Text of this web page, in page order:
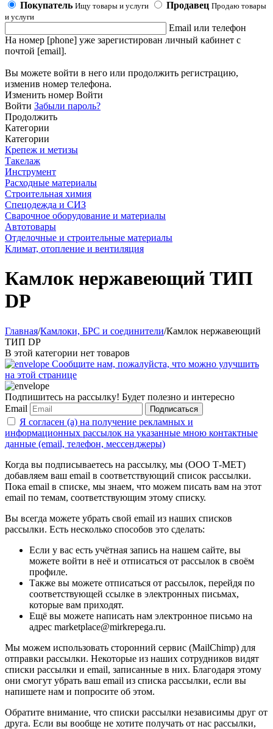
Покупатель Ищу товары и услуги Продавец Продаю товары
и услуги
Email или телефон
На номер [phone] уже зарегистирован личный кабинет с
почтой [email].
Вы можете войти в него или продолжить регистрацию,
изменив номер телефона.
Изменить номер Войти
Войти Забыли пароль?
Продолжить
Категории
Категории
Крепеж и метизы
Такелаж
Инструмент
Расходные материалы
Строительная химия
Спецодежда и СИЗ
Сварочное оборудование и материалы
Автотовары
Отделочные и строительные материалы
Климат, отопление и вентиляция
Камлок нержавеющий ТИП
DP
Главная/Камлоки, БРС и соединители/Камлок нержавеющий
ТИП DP
В этой категории нет товаров
Сообщите нам, пожалуйста, что можно улучшить
на этой странице
Подпишитесь на рассылку! Будет полезно и интересно
Email
Подписаться
Я согласен (а) на получение рекламных и
информационных рассылок на указанные мною контактные
данные (email, телефон, мессенджеры)
Когда вы подписываетесь на рассылку, мы (ООО Т-МЕТ)
добавляем ваш email в соответствующий список рассылки.
Пока email в списке, мы знаем, что можем писать вам на этот
email по темам, соответствующим этому списку.
Вы всегда можете убрать свой email из наших списков
рассылки. Есть несколько способов это сделать:
Если у вас есть учётная запись на нашем сайте, вы
можете войти в неё и отписаться от рассылок в своём
профиле.
Также вы можете отписаться от рассылок, перейдя по
соответствующей ссылке в электронных письмах,
которые вам приходят.
Ещё вы можете написать нам электронное письмо на
адрес marketplace@mirkrepega.ru.
Мы можем использовать сторонний сервис (MailChimp) для
отправки рассылки. Некоторые из наших сотрудников видят
списки рассылки и email, записанные в них. Благодаря этому
они смогут убрать ваш email из списка рассылки, если вы
напишете нам и попросите об этом.
Обратите внимание, что списки рассылки независимы друг от
друга. Если вы вообще не хотите получать от нас рассылки,